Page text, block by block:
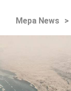
Mepa News >